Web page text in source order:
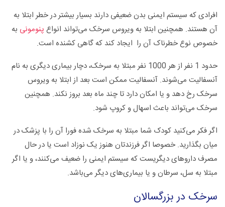
افرادی که سیستم ایمنی بدن ضعیفی دارند بسیار بیشتر در خطر ابتلا به
آن هستند. همچنین ابتلا به ویروس سرخک می‌تواند انواع پنومونی به
خصوص نوع خطرناک آن را ایجاد کند که گاهی کشنده است.
حدود 1 نفر از هر 1000 نفر مبتلا به سرخک، دچار بیماری دیگری به نام
آنسفالیت می‌شوند. آنسفالیت ممکن است بعد از ابتلا به ویروس
سرخک رخ دهد و یا امکان دارد تا چند ماه بعد بروز نکند. همچنین
سرخک می‌تواند باعث اسهال و کروپ شود.
اگر فکر می‌کنید کودک شما مبتلا به سرخک شده فورا آن را با پزشک در
میان بگذارید. خصوصا اگر فرزندتان هنوز یک نوزاد است یا در حال
مصرف دارو‌های دیگریست که سیستم ایمنی را ضعیف می‌کنند، و یا اگر
مبتلا به سل، سرطان و یا بیماری‌ها‌ی دیگر می‌باشد.
سرخک در بزرگسالان